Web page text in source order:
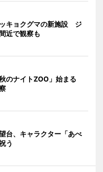
キョクグマの新施設 ジ
近で観察も
のナイトZOO」始まる
台、キャラクター「あべ
う